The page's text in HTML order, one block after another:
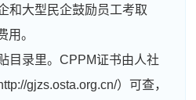
和大型民企鼓励员工考取
用。
目录里。CPPM证书由人社
gjzs.osta.org.cn/）可查，